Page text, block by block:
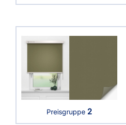
Preisgruppe 2